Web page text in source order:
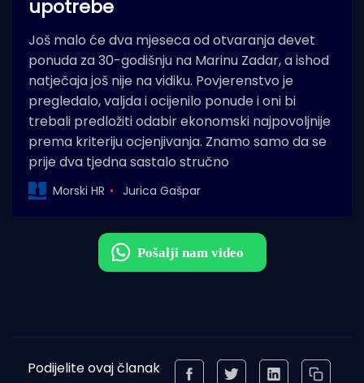
upotrebe
Još malo će dva mjeseca od otvaranja devet
ponuda za 30-godišnju na Marinu Zadar, a ishod
natječaja još nije na vidiku. Povjerenstvo je
pregledalo, valjda i ocijenilo ponude i oni bi
trebali predložiti odabir ekonomski najpovoljnije
prema kriteriju ocjenjivanja. Znamo samo da se
prije dva tjedna sastalo stručno
Morski HR Jurica Gašpar
Podijelite ovaj članak